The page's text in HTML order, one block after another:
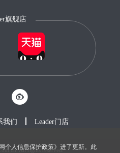
个人信息保护政策》进了更新。此
旗舰店
我们 Leader门店
All rights reserved.